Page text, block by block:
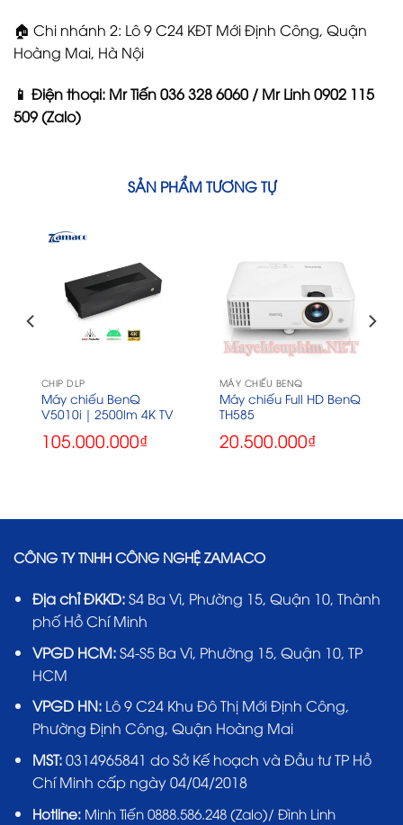
🏠 Chi nhánh 2: Lô 9 C24 KĐT Mới Định Công, Quận
Hoàng Mai, Hà Nội
📱 Điện thoại: Mr Tiến 036 328 6060 / Mr Linh 0902 115
509 (Zalo)
SẢN PHẨM TƯƠNG TỰ
CHIP DLP
Máy chiếu BenQ
V5010i｜2500lm 4K TV
105.000.000₫
MÁY CHIẾU BENQ
Máy chiếu Full HD BenQ
TH585
20.500.000₫
CÔNG TY TNHH CÔNG NGHỆ ZAMACO
Địa chỉ ĐKKD:S4 Ba Vì, Phường 15, Quận 10, Thành
phố Hồ Chí Minh
VPGD HCM:S4-S5 Ba Vì, Phường 15, Quận 10, TP
HCM
VPGD HN:Lô 9 C24 Khu Đô Thị Mới Định Công,
Phường Định Công, Quận Hoàng Mai
MST:0314965841 do Sở Kế hoạch và Đầu tư TP Hồ
Chí Minh cấp ngày 04/04/2018
Hotline: Minh Tiến 0888.586.248 (Zalo)/ Đình Linh